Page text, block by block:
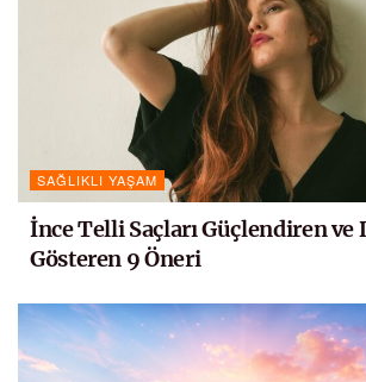
SAĞLIKLI YAŞAM
İnce Telli Saçları Güçlendiren ve
Gösteren 9 Öneri